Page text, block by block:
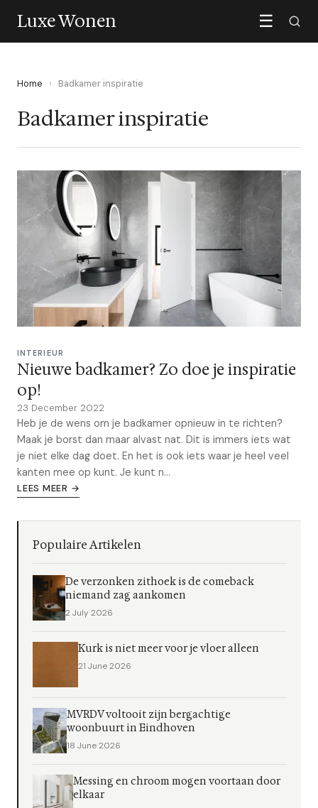
Luxe Wonen ☰
Home › Badkamer inspiratie
Badkamer inspiratie
INTERIEUR
Nieuwe badkamer? Zo doe je inspiratie
op!
23 December 2022
Heb je de wens om je badkamer opnieuw in te richten?
Maak je borst dan maar alvast nat. Dit is immers iets wat
je niet elke dag doet. En het is ook iets waar je heel veel
kanten mee op kunt. Je kunt n...
LEES MEER →
Populaire Artikelen
De verzonken zithoek is de comeback
niemand zag aankomen
2 July 2026
Kurk is niet meer voor je vloer alleen
21 June 2026
MVRDV voltooit zijn bergachtige
woonbuurt in Eindhoven
18 June 2026
Messing en chroom mogen voortaan door
elkaar